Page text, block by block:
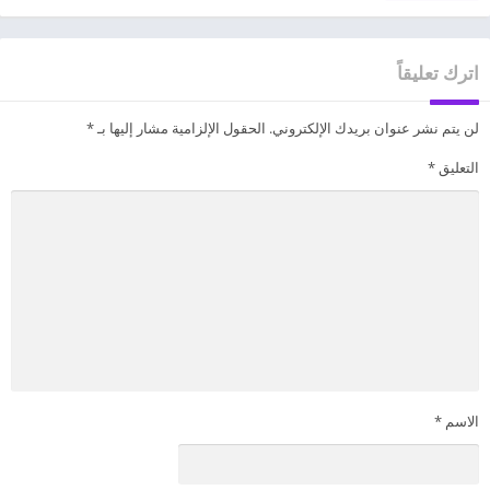
اترك تعليقاً
لن يتم نشر عنوان بريدك الإلكتروني. الحقول الإلزامية مشار إليها بـ*
التعليق *
الاسم *